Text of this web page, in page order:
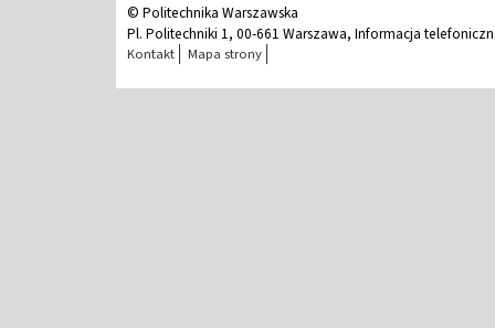
© Politechnika Warszawska
Pl. Politechniki 1, 00-661 Warszawa, Informacja
Kontakt Mapa strony